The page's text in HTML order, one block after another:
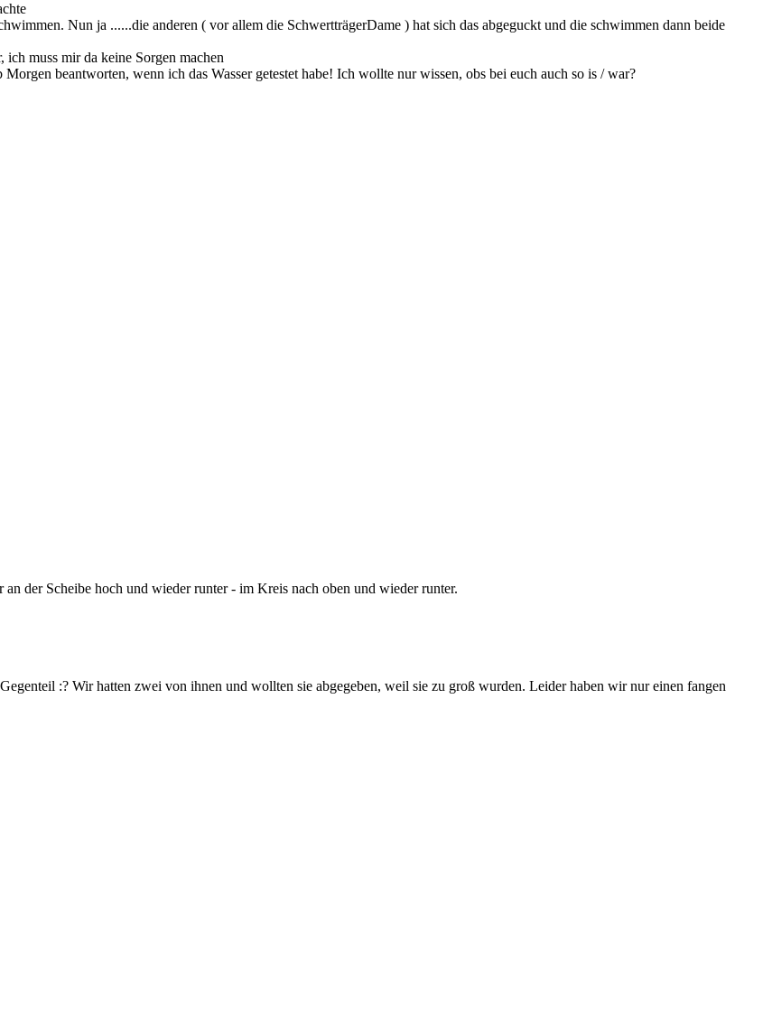
Nun ja ......die anderen ( vor allem die SchwertträgerDame ) hat sich das abgeguckt und die schwimmen dann beide
muss mir da keine Sorgen machen
beantworten, wenn ich das Wasser getestet habe! Ich wollte nur wissen, obs bei euch auch so is / war?
der Scheibe hoch und wieder runter - im Kreis nach oben und wieder runter.
:? Wir hatten zwei von ihnen und wollten sie abgegeben, weil sie zu groß wurden. Leider haben wir nur einen fangen